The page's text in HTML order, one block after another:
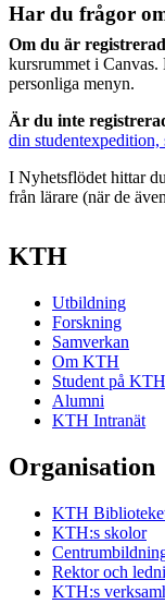
Har du frågor
Om du är
kursrummet i
personliga menyn.
Är du inte
din
I Nyhetsflödet hittar
från lärare (när de
KTH
Utbildning
Forskning
Samverkan
Om KTH
Student på KTH
Alumni
KTH Intranät
Organisation
KTH
KTH:s skolor
Rektor och
KTH:s